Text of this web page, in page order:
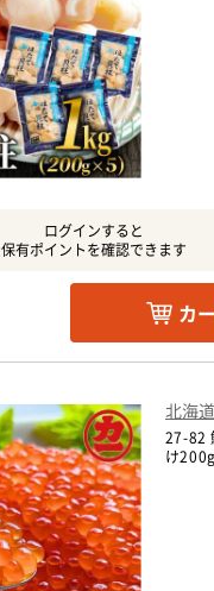
ログインすると
保有ポイントを確認できます
カ
北海
27-82
け